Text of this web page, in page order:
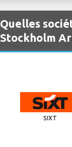
Quelles
Stockholm
SIXT